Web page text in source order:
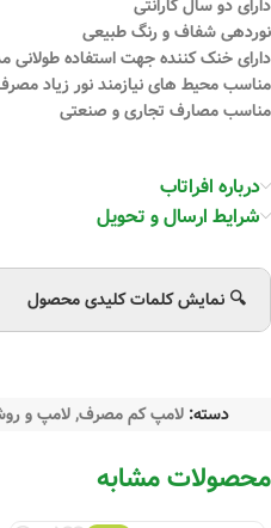
دارای دو سال گارانتی
نوردهی شفاف و رنگ طبیعی
دارای خنک کننده جهت استفاده طولانی
مناسب محیط های نیازمند نور زیاد
مناسب مصارف تجاری و صنعتی
درباره افراتاب
شرایط ارسال و تحویل
🔍 نمایش کلمات کلیدی محصول
دسته: لامپ کم مصرف, لامپ و
محصولات مشابه